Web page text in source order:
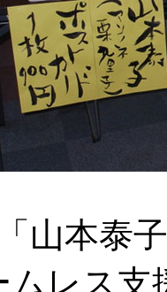
山本泰
ムレス支